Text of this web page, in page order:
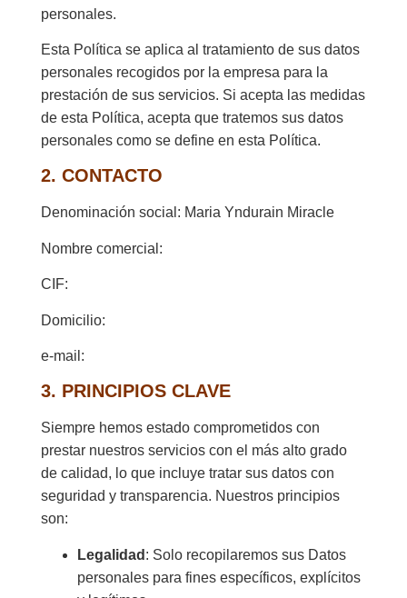
personales.
Esta Política se aplica al tratamiento de sus datos
personales recogidos por la empresa para la
prestación de sus servicios. Si acepta las medidas
de esta Política, acepta que tratemos sus datos
personales como se define en esta Política.
2. CONTACTO
Denominación social: Maria Yndurain Miracle
Nombre comercial:
CIF:
Domicilio:
e-mail:
3. PRINCIPIOS CLAVE
Siempre hemos estado comprometidos con
prestar nuestros servicios con el más alto grado
de calidad, lo que incluye tratar sus datos con
seguridad y transparencia. Nuestros principios
son:
Legalidad : Solo recopilaremos sus Datos
personales para fines específicos, explícitos